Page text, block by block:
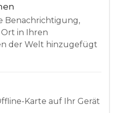
Benachrichtigung,
in Ihren
der Welt hinzugefügt
Karte auf Ihr Gerät